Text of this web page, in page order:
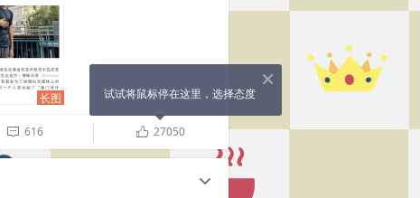
长图
 616 ñ 27050
c
X
试试将鼠标停在这里，选择态度